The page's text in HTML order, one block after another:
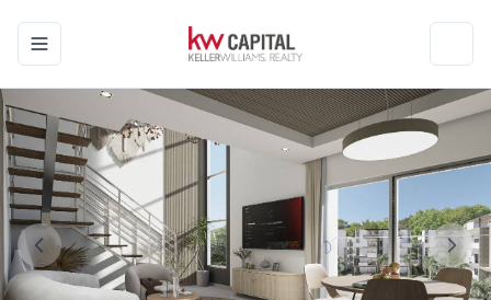
Toggle navigation menu